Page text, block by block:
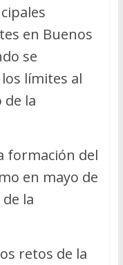
en Buenos
se
límites al
de la
formación del
en mayo de
la
retos de la